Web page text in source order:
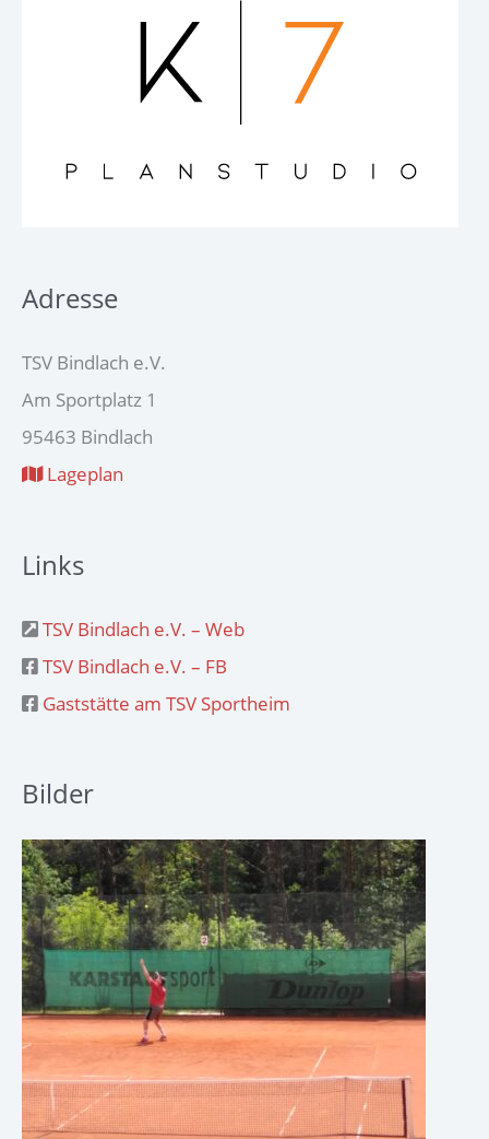
Adresse
TSV Bindlach e.V.
Am Sportplatz 1
95463 Bindlach
Lageplan
Links
TSV Bindlach e.V. – Web
TSV Bindlach e.V. – FB
Gaststätte am TSV Sportheim
Bilder